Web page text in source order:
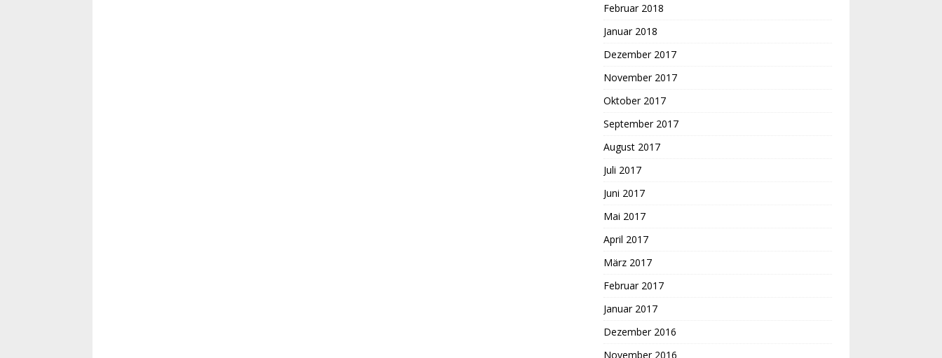
Februar 2018
Januar 2018
Dezember 2017
November 2017
Oktober 2017
September 2017
August 2017
Juli 2017
Juni 2017
Mai 2017
April 2017
März 2017
Februar 2017
Januar 2017
Dezember 2016
November 2016